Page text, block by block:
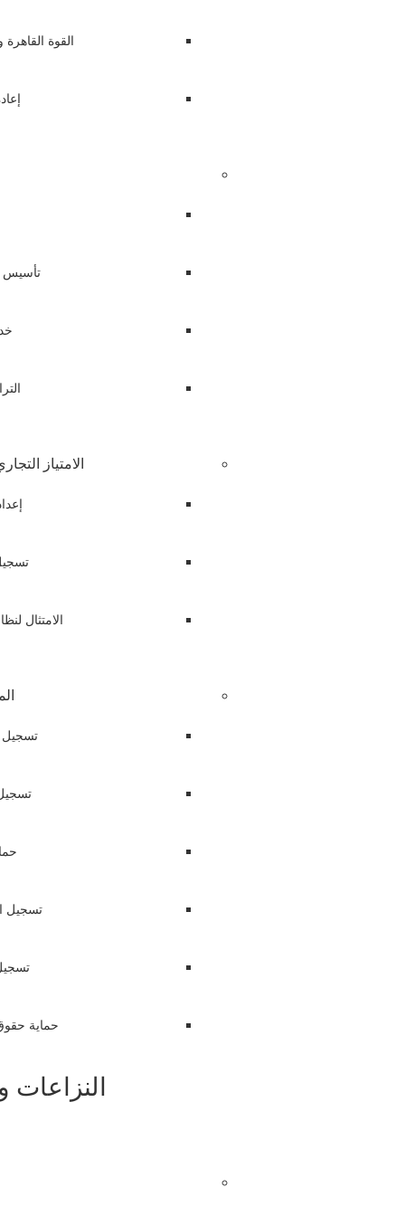
القوة
تأسيس
الامتياز
الامتثال
تسجيل
تسجيل
حماية